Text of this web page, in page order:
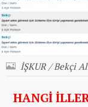
İŞKUR / Bekçi
HANGİ